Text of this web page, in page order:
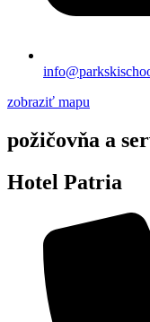
zobraziť mapu
požičovňa a
Hotel Patria